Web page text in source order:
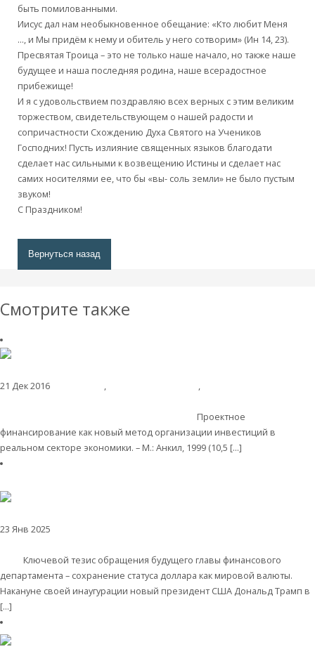
быть помилованными.
Иисус дал нам необыкновенное обещание: «Кто любит Меня
…, и Мы придём к нему и обитель у него сотворим» (Ин 14, 23).
Пресвятая Троица – это не только наше начало, но также наше
будущее и наша последняя родина, наше всерадостное
прибежище!
И я с удовольствием поздравляю всех верных с этим великим
торжеством, свидетельствующем о нашей радости и
сопричастности Схождению Духа Святого на Учеников
Господних! Пусть излияние священных языков благодати
сделает нас сильными к возвещению Истины и сделает нас
самих носителями ее, что бы «вы- соль земли» не было пустым
звуком!
С Праздником!
Вернуться назад
Смотрите также
21 Дек 2016 , ,
Проектное
финансирование как новый метод организации инвестиций в
реальном секторе экономики. – М.: Анкил, 1999 (10,5 […]
23 Янв 2025
Ключевой тезис обращения будущего главы финансового
департамента – сохранение статуса доллара как мировой валюты.
Накануне своей инаугурации новый президент США Дональд Трамп в
[…]